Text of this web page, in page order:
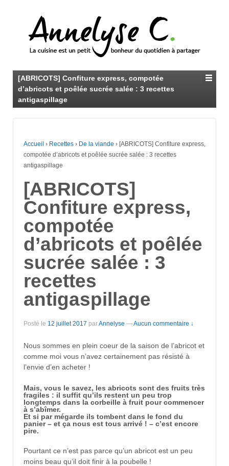
[ABRICOTS] Confiture express, compotée
d’abricots et poêlée sucrée salée : 3 recettes
antigaspillage
Accueil › Recettes › De la viande › [ABRICOTS] Confiture express,
compotée d’abricots et poêlée sucrée salée : 3 recettes
antigaspillage
[ABRICOTS]
Confiture express,
compotée
d’abricots et poêlée
sucrée salée : 3
recettes
antigaspillage
Posté le 12 juillet 2017 parAnnelyse —Aucun commentaire ↓
Nous sommes en plein coeur de la saison de l’abricot et
comme moi vous n’avez certainement pas résisté à
l’envie d’en acheter !
Mais, vous le savez, les abricots sont des fruits très
fragiles : il suffit qu’ils restent un peu trop
longtemps dans la corbeille à fruit pour commencer
à s’abîmer.
Et si par mégarde ils tombent dans le fond du
panier – et ça nous est tous arrivé ! – c’est encore
pire.
Pourtant ce n’est pas parce qu’un abricot est un peu
moins beau qu’il doit finir à la poubelle !